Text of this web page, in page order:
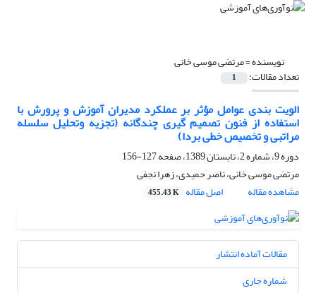
نویسنده =مرتضی موسی خانی
تعداد مقالات: 1
الویت بندی عوامل مؤثر بر عملکرد مدیران آموزش و پرورش با
استفاده از فنون تصمیم گیری چندگانه (تجزیه وتحلیل سلسله
مراتبی و تخصیص خطی بردا)
دوره 9، شماره 2، تابستان 1389، صفحه
127-156
مرتضی موسی خانی، ناصر حمیدی، زهرا نجفی
مشاهده مقاله
اصل مقاله 455.43 K
مقالات آماده انتشار
شماره جاری